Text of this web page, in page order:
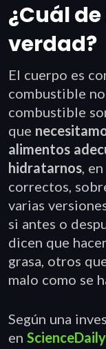
¿Cuál
verdad?
El cuerpo es
combustible
combustible
que
alimentos
hidratarnos,
correctos,
varias
si antes o
dicen que
grasa, otros
malo como se
Según una
en ScienceDaily